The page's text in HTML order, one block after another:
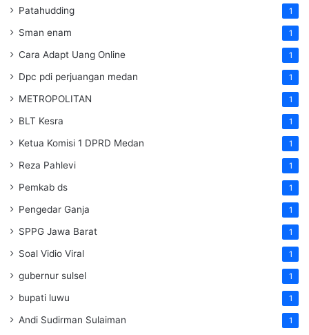
Patahudding 1
Sman enam 1
Cara Adapt Uang Online 1
Dpc pdi perjuangan medan 1
METROPOLITAN 1
BLT Kesra 1
Ketua Komisi 1 DPRD Medan 1
Reza Pahlevi 1
Pemkab ds 1
Pengedar Ganja 1
SPPG Jawa Barat 1
Soal Vidio Viral 1
gubernur sulsel 1
bupati luwu 1
Andi Sudirman Sulaiman 1